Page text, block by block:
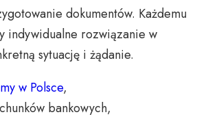
dokumentów. Każdemu
indywidualne rozwiązanie w
sytuację i żądanie.
w Polsce,
bankowych,